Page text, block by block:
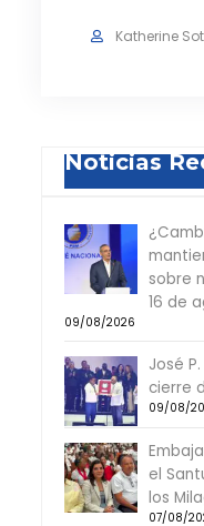
Katherine
Noticias
sobre
16 de
09/08/2026
José
cierre
09/08/
el
los
07/08/